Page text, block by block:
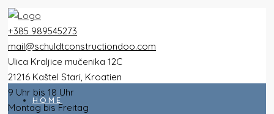
+385 989545273
mail@schuldtconstructiondoo.com
Ulica Kraljice mučenika 12C
21216 Kaštel Stari, Kroatien
9 Uhr bis 18 Uhr
Montag bis Freitag
HOME